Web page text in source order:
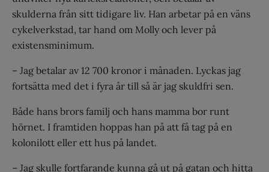
skulderna från sitt tidigare liv. Han arbetar på en väns
cykelverkstad, tar hand om Molly och lever på
existensminimum.
– Jag betalar av 12 700 kronor i månaden. Lyckas jag
fortsätta med det i fyra år till så är jag skuldfri sen.
Både hans brors familj och hans mamma bor runt
hörnet. I framtiden hoppas han på att få tag på en
kolonilott eller ett hus på landet.
– Jag skulle fortfarande kunna gå ut på gatan och hitta